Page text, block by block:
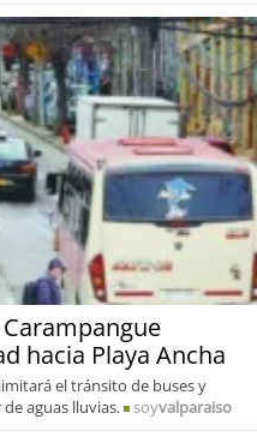
hacia Playa Ancha
el tránsito de buses y
aguas lluvias.
soyvalparaiso